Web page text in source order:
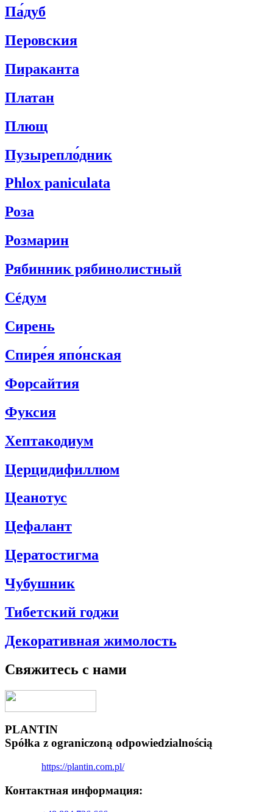
Па́дуб
Перовския
Пираканта
Платан
Плющ
Пузырепло́дник
Phlox paniculata
Роза
Розмарин
Рябинник рябинолистный
Сéдум
Сирень
Спире́я япо́нская
Форсайтия
Фуксия
Хептакодиум
Церцидифиллюм
Цеанотус
Цефалант
Цератостигма
Чубушник
Тибетский годжи
Декоративная жимолость
Свяжитесь с нами
PLANTIN
Spółka z ograniczoną odpowiedzialnością
https://plantin.com.pl/
Контактная информация:​